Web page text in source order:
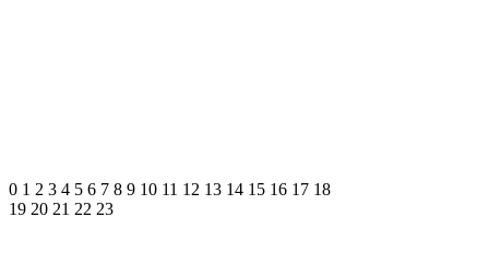
0 1 2 3 4 5 6 7 8 9 10 11 12 13 14 15 16 17 18
19 20 21 22 23